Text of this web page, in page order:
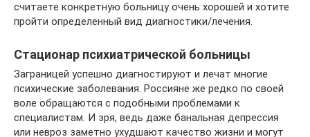
считаете конкретную больницу очень хорошей и хотите
пройти определенный вид диагностики/лечения.
Стационар психиатрической больницы
Заграницей успешно диагностируют и лечат многие
психические заболевания. Россияне же редко по своей
воле обращаются с подобными проблемами к
специалистам. И зря, ведь даже банальная депрессия
или невроз заметно ухудшают качество жизни и могут